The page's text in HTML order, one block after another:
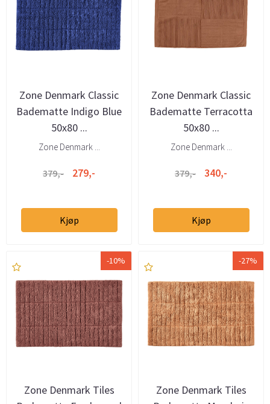
Zone Denmark Classic
Badematte Indigo Blue
50x80 ...
Zone Denmark ...
379,- 279,-
Kjøp
Zone Denmark Classic
Badematte Terracotta
50x80 ...
Zone Denmark ...
379,- 340,-
Kjøp
-10%
Zone Denmark Tiles
-27%
Zone Denmark Tiles